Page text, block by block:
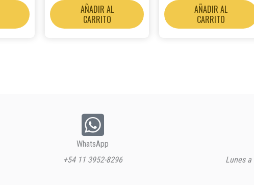
AÑADIR AL
CARRITO
AÑADIR AL
CARRITO
WhatsApp
+54 11 3952-8296
Lunes a